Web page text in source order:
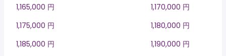
1,165,000 円
1,170,000 円
1,175,000 円
1,180,000 円
1,185,000 円
1,190,000 円